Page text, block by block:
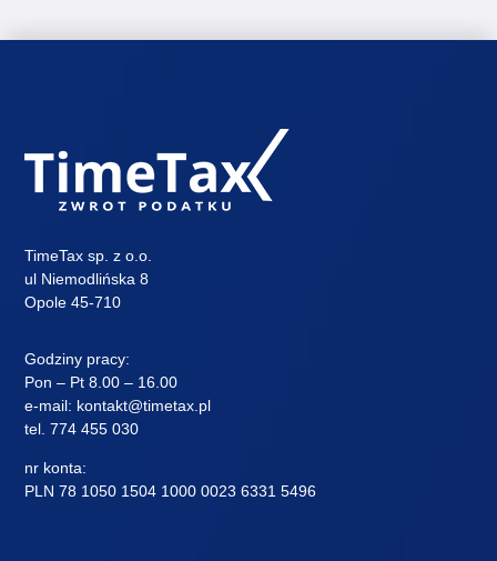
TimeTax sp. z o.o.
ul Niemodlińska 8
Opole 45-710
Godziny pracy:
Pon – Pt 8.00 – 16.00
e-mail: kontakt@timetax.pl
tel.774 455 030
nr konta:
PLN 78 1050 1504 1000 0023 6331 5496